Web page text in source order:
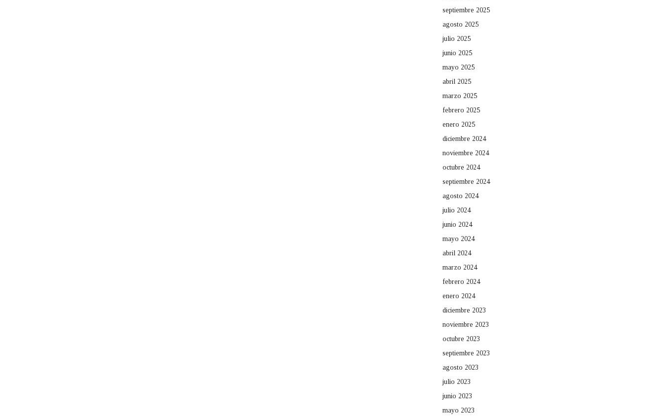
septiembre 2025
agosto 2025
julio 2025
junio 2025
mayo 2025
abril 2025
marzo 2025
febrero 2025
enero 2025
diciembre 2024
noviembre 2024
octubre 2024
septiembre 2024
agosto 2024
julio 2024
junio 2024
mayo 2024
abril 2024
marzo 2024
febrero 2024
enero 2024
diciembre 2023
noviembre 2023
octubre 2023
septiembre 2023
agosto 2023
julio 2023
junio 2023
mayo 2023